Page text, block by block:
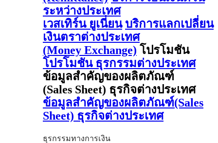
ระหว่างประเทศ
เวสเทิร์น ยูเนี่ยน บริการแลกเปลี่ยน
เงินตราต่างประเทศ
(Money Exchange) โปรโมชัน
โปรโมชัน ธุรกรรมต่างประเทศ
ข้อมูลสำคัญของผลิตภัณฑ์
(Sales Sheet) ธุรกิจต่างประเทศ
ข้อมูลสำคัญของผลิตภัณฑ์(Sales
Sheet) ธุรกิจต่างประเทศ
ธุรกรรมทางการเงิน